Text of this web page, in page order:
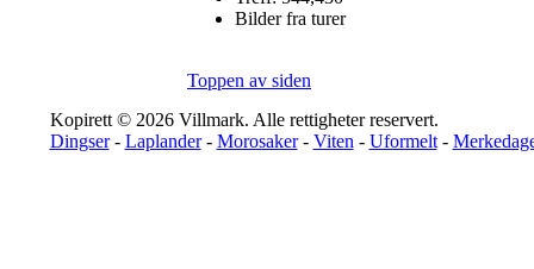
Bilder fra turer
Toppen av siden
Kopirett © 2026 Villmark. Alle rettigheter reservert.
Dingser- Laplander- Morosaker- Viten - Uformelt-